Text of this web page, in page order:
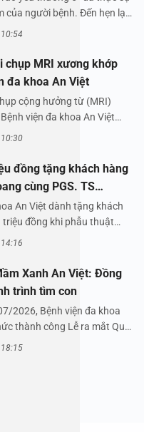
của người bệnh. Đến hẹn lại
chụp MRI xương khớp
đa khoa An Việt
cộng hưởng từ (MRI)
viện đa khoa An Việt
đồng tặng khách hàng
cùng PGS. TS
An
An Việt dành tặng khách
triệu đồng khi phẫu thuật
Xanh An Việt: Đồng
trình tìm con
2026, Bệnh viện đa khoa
thành công Lễ ra mắt Quỹ